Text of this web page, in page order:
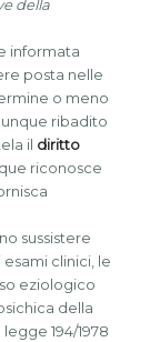
della
informata
posta nelle
o meno
ribadito
il diritto
riconosce
sussistere
clinici, le
eziologico
della
194/1978